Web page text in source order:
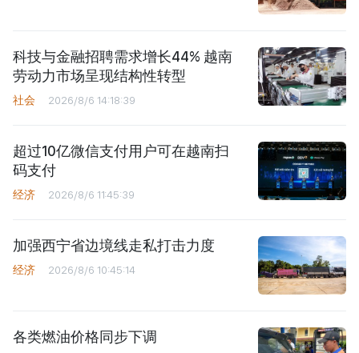
科技与金融招聘需求增长44% 越南
劳动力市场呈现结构性转型
社会 2026/8/6 14:18:39
超过10亿微信支付用户可在越南扫
码支付
经济 2026/8/6 11:45:39
加强西宁省边境线走私打击力度
经济 2026/8/6 10:45:14
各类燃油价格同步下调